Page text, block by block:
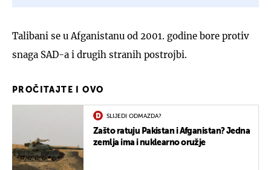
Talibani se u Afganistanu od 2001. godine bore protiv
snaga SAD-a i drugih stranih postrojbi.
PROČITAJTE I OVO
SLIJEDI ODMAZDA?
Zašto ratuju Pakistan i Afganistan? Jedna
zemlja ima i nuklearno oružje